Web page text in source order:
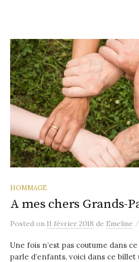
HOMMAGE
A mes chers Grands-
Posted on 11 février 2018 de Emeline /
Une fois n’est pas coutume dans
parle d’enfants, voici dans ce billet